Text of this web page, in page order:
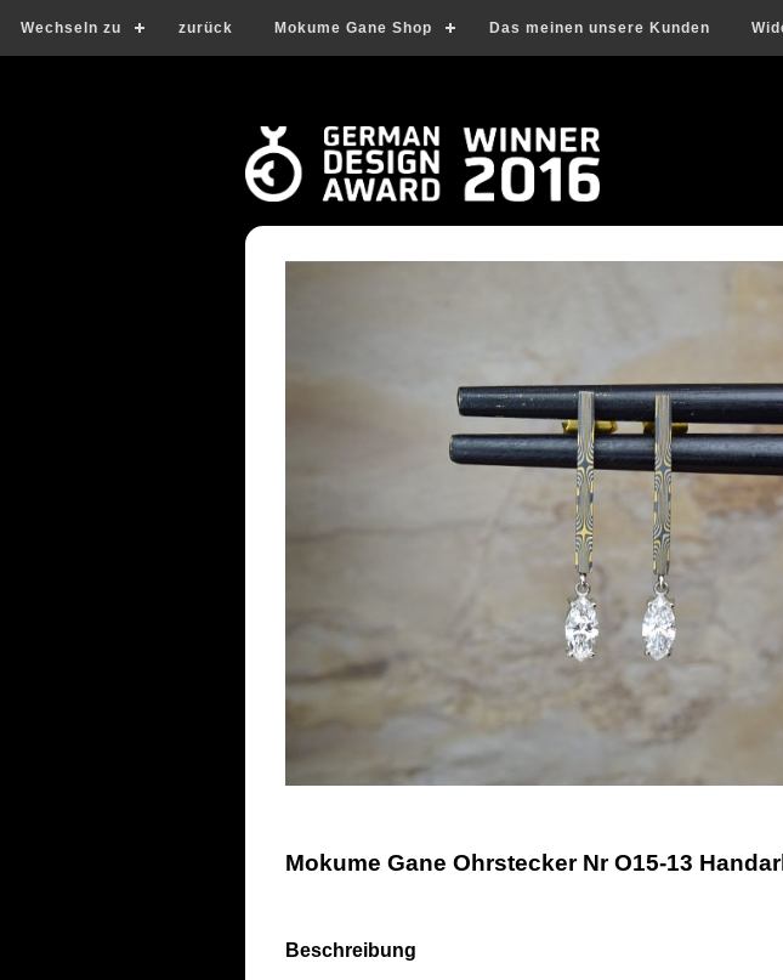
Wechseln zu zurück Mokume Gane Shop Das meinen unsere Kunden
Mokume Gane Ohrstecker Nr O15-13
Beschreibung